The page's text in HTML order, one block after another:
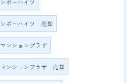
ボーハイツ
ンボーハイツ 売却
ンションプラザ
ンションプラザ 売却